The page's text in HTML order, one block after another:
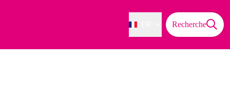
Recherche